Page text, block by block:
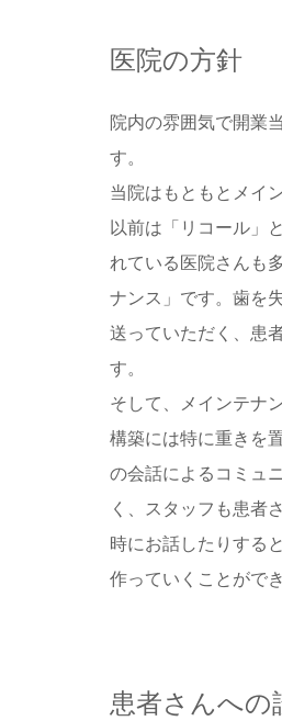
医院の方針
院内の雰囲気で開業
す。
当院はもともとメイ
以前は「リコール」
れている医院さんも
ナンス」です。歯を
送っていただく、患
す。
そして、メインテナ
構築には特に重きを
の会話によるコミュ
く、スタッフも患者
時にお話したりする
作っていくことがで
患者さんへの